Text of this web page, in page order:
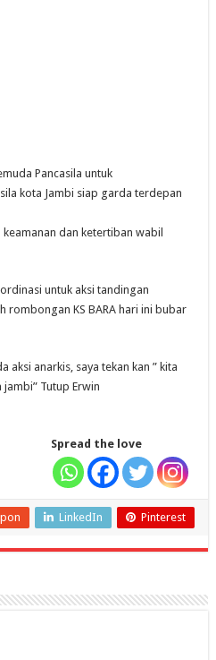
Pancasila untuk
kota Jambi siap garda terdepan
keamanan dan ketertiban wabil
untuk aksi tandingan
rombongan KS BARA hari ini bubar
anarkis, saya tekan kan ” kita
Tutup Erwin
Spread the love
LinkedIn Pinterest